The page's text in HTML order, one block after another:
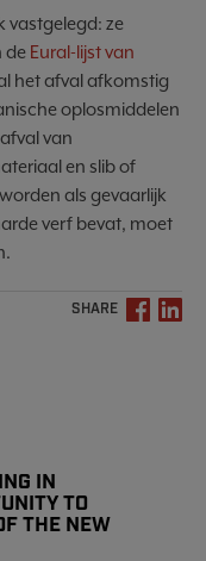
vastgelegd: ze
de Eural-lijst van
het afval afkomstig
oplosmiddelen
van
en slib of
als gevaarlijk
verf bevat, moet
SHARE
IN
TO
THE NEW